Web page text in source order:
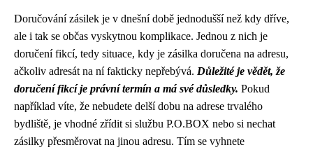
Doručování zásilek je v dnešní době jednodušší než kdy dříve,
ale i tak se občas vyskytnou komplikace. Jednou z nich je
doručení fikcí, tedy situace, kdy je zásilka doručena na adresu,
ačkoliv adresát na ní fakticky nepřebývá. Důležité je vědět, že
doručení fikcí je právní termín a má své důsledky. Pokud
například víte, že nebudete delší dobu na adrese trvalého
bydliště, je vhodné zřídit si službu P.O.BOX nebo si nechat
zásilky přesměrovat na jinou adresu. Tím se vyhnete